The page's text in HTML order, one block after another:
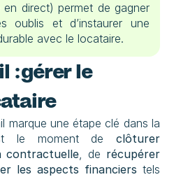
en direct) permet de gagner
oublis et d’instaurer une
avec le locataire.
: gérer le
marque une étape clé dans la
le moment de clôturer
contractuelle, de récupérer
les aspects financiers tels